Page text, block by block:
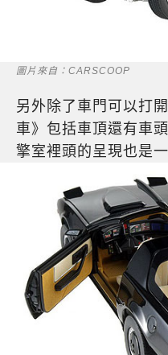
圖片來自：CARSCOOP
另外除了車門可以打
車》包括車頂還有車
擎室裡頭的呈現也是